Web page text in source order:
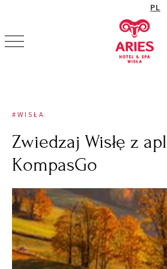
PL
#WISŁA
Zwiedzaj Wisłę z
KompasGo